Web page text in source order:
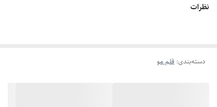
نظرات
دسته‌بندی: قلم مو